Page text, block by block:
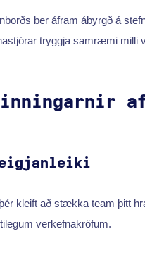
ber áfram ábyrgð á
tryggja samræmi milli
kleift að stækka team þitt
verkefnakröfum.